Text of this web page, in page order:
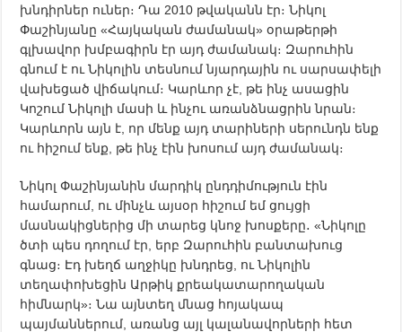
խնդիրներ ուներ։ Դա 2010 թվականն էր։ Նիկոլ
Փաշինյանը «Հայկական ժամանակ» օրաթերթի
գլխավոր խմբագիրն էր այդ ժամանակ։ Զարուհին
գնում է ու Նիկոլին տեսնում նյարդային ու սարսափելի
վախեցած վիճակում։ Կարևոր չէ, թե ինչ ասացին
Կոշում Նիկոլի մասի և ինչու առանձնացրին նրան։
Կարևորն այն է, որ մենք այդ տարիների սերունդն ենք
ու հիշում ենք, թե ինչ էին խոսում այդ ժամանակ։
Նիկոլ Փաշինյանին մարդիկ ընդդիմություն էին
համարում, ու մինչև այսօր հիշում եմ ցույցի
մասնակիցներից մի տարեց կնոջ խոսքերը․ «Նիկոլը
ծտի պես դողում էր, երբ Զարուհին բանտախուց
գնաց։ Էդ խեղճ աղջիկը խնդրեց, ու Նիկոլին
տեղափոխեցին Արթիկ քրեակատարողական
հիմնարկ»։ Նա այնտեղ մնաց հոյակապ
պայմաններում, առանց այլ կալանավորների հետ